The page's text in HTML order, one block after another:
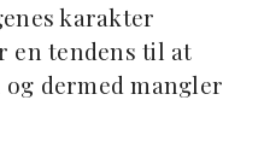
karakter
en tendens til at
dermed mangler